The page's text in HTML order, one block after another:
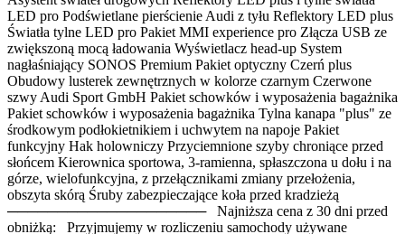
LED pro Podświetlane pierścienie Audi z tyłu Reflektory LED plus
Światła tylne LED pro Pakiet MMI experience pro Złącza USB ze
zwiększoną mocą ładowania Wyświetlacz head-up System
nagłaśniający SONOS Premium Pakiet optyczny Czerń plus
Obudowy lusterek zewnętrznych w kolorze czarnym Czerwone
szwy Audi Sport GmbH Pakiet schowków i wyposażenia bagażnika
Pakiet schowków i wyposażenia bagażnika Tylna kanapa "plus" ze
środkowym podłokietnikiem i uchwytem na napoje Pakiet
funkcyjny Hak holowniczy Przyciemnione szyby chroniące przed
słońcem Kierownica sportowa, 3-ramienna, spłaszczona u dołu i na
górze, wielofunkcyjna, z przełącznikami zmiany przełożenia,
obszyta skórą Śruby zabezpieczające koła przed kradzieżą
──────────────────── Najniższa cena z 30 dni przed
obniżką: Przyjmujemy w rozliczeniu samochody używane